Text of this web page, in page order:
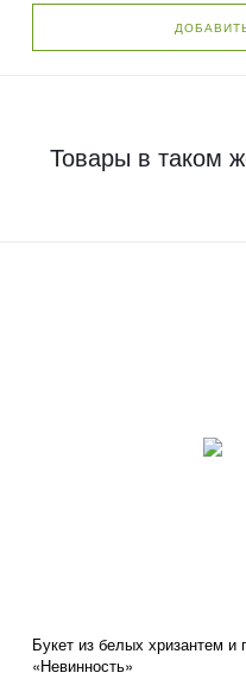
Товары в таком
Букет из белых хризантем и
«Невинность»